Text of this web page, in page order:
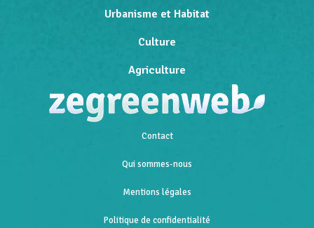
Urbanisme et Habitat
Culture
Agriculture
Contact
Qui sommes-nous
Mentions légales
Politique de confidentialité